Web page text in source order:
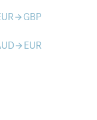
arrow_forward GBP
arrow_forward EUR